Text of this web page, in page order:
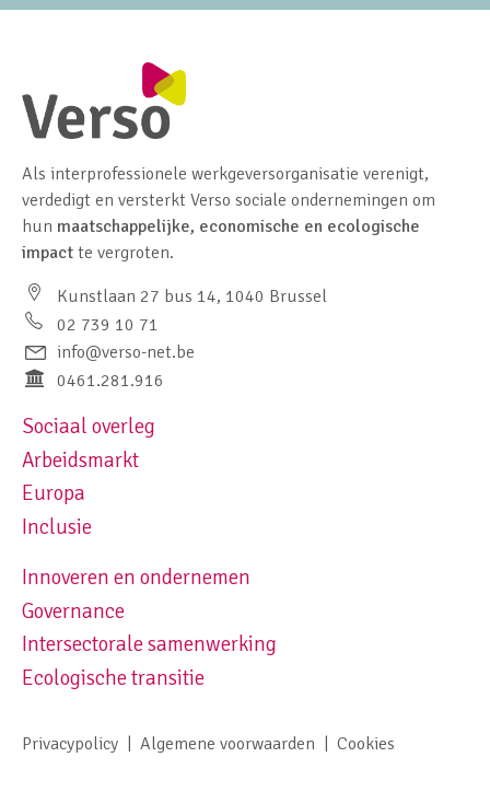
Als interprofessionele werkgeversorganisatie verenigt,
verdedigt en versterkt Verso sociale ondernemingen om
hun maatschappelijke, economische en ecologische
impact te vergroten.
Kunstlaan 27 bus 14, 1040 Brussel
02 739 10 71
info@verso-net.be
0461.281.916
Footer navigation left
Sociaal overleg
Arbeidsmarkt
Europa
Inclusie
Footer navigation right
Innoveren en ondernemen
Governance
Intersectorale samenwerking
Ecologische transitie
Footer meta navigation
Privacypolicy Algemene voorwaarden Cookies